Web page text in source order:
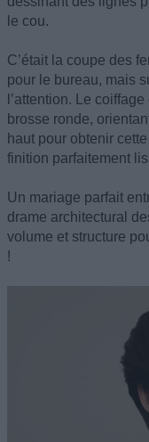
le cou.
C’était la coupe des
pour le bureau, mais
l’attention. Le
brosse ronde,
haut pour obtenir
finition parfaitement
Un mariage parfait
drame architectural
volume et structure
!